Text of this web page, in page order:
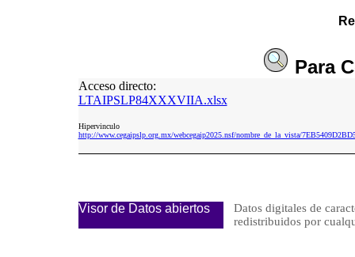
Para
Acceso directo:
LTAIPSLP84XXXVIIA.xlsx
Hipervinculo
http://www.cegaipslp.org.mx/webcegaip2025.nsf/nombre_de_la_vista/
Visor de Datos abiertos
Datos digitales de
redistribuidos por